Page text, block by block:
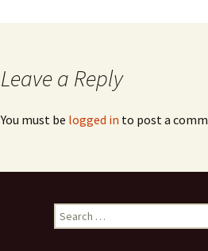
Newsletter 8 – Déc 2014
Newsletter 10 – Déc 2015
Newsletter 11 – AG
Leave a Reply
You must be logged in to post a
Search
for: